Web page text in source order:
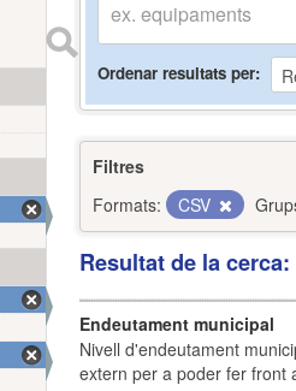
Ordenar resultats per
Filtres
Formats:
CSV
Resultat de la
Endeutament municipal
Nivell d'endeutament
extern per a poder fer front